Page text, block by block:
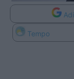
Tempo